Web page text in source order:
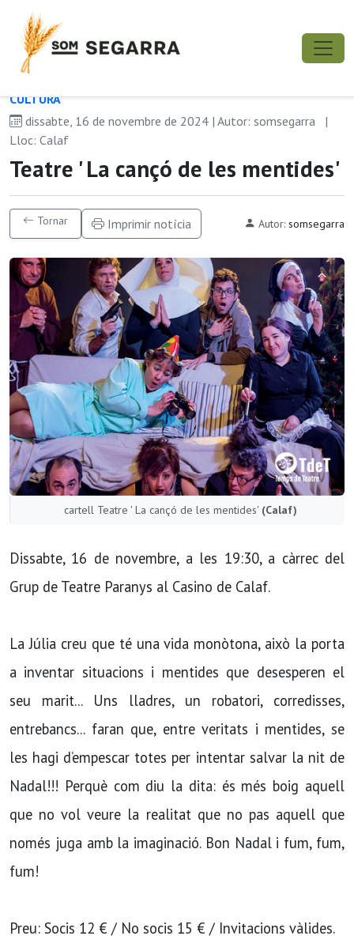
CULTURA
dissabte, 16 de novembre de 2024 | Autor: somsegarra
|
Lloc: Calaf
Teatre ' La cançó de les mentides'
Tornar Imprimir notícia Autor: somsegarra
cartell Teatre ' La cançó de les mentides' (Calaf)
Dissabte, 16 de novembre, a les 19:30, a càrrec del
Grup de Teatre Paranys al Casino de Calaf.
La Júlia creu que té una vida monòtona, això la porta
a inventar situacions i mentides que desesperen el
seu marit... Uns lladres, un robatori, corredisses,
entrebancs... faran que, entre veritats i mentides, se
les hagi d’empescar totes per intentar salvar la nit de
Nadal!!! Perquè com diu la dita: és més boig aquell
que no vol veure la realitat que no pas aquell que
només juga amb la imaginació. Bon Nadal i fum, fum,
fum!
Preu: Socis 12 € / No socis 15 € / Invitacions vàlides.